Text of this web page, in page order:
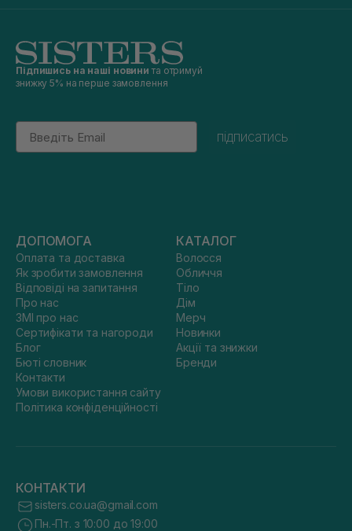
Підпишись на наші новини та отримуй
знижку 5% на перше замовлення
Email
підписатись
ДОПОМОГА
Оплата та доставка
Як зробити замовлення
Відповіді на запитання
Про нас
ЗМІ про нас
Сертифікати та нагороди
Блог
Бюті словник
Контакти
Умови використання сайту
Політика конфіденційності
КАТАЛОГ
Волосся
Обличчя
Тіло
Дім
Мерч
Новинки
Акції та знижки
Бренди
КОНТАКТИ
sisters.co.ua@gmail.com
Пн.-Пт. з 10:00 до 19:00